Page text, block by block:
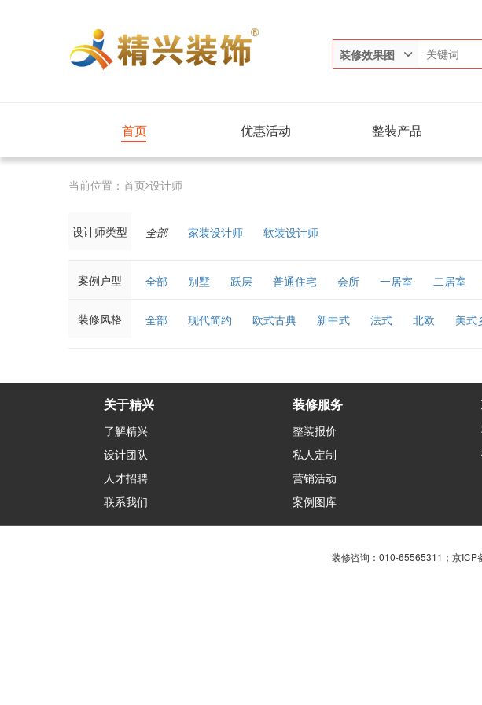
装修效果图
首页 优惠活动 整装产品
当前位置： 首页 设计师
设计师类型 全部 家装设计师 软装设计师
案例户型 全部 别墅 跃层 普通住宅 会所 一居室 二居室
装修风格 全部 现代简约 欧式古典 新中式 法式 北欧 美式
关于精兴
了解精兴
设计团队
人才招聘
联系我们
装修服务
整装报价
私人定制
营销活动
案例图库
装修咨询：010-65565311； 京ICP